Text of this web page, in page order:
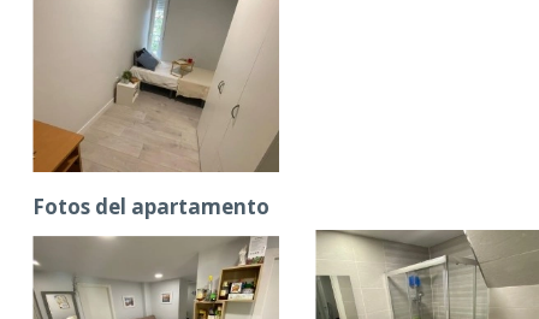
Fotos del apartamento